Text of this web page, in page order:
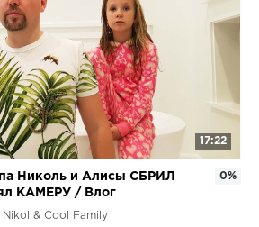
17:22
Николь и Алисы СБРИЛ
КАМЕРУ / Влог
Nikol & Cool Family
0%